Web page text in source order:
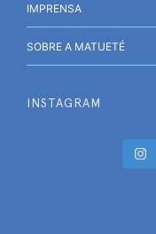
IMPRENSA
SOBRE A MATUETÉ
INSTAGRAM